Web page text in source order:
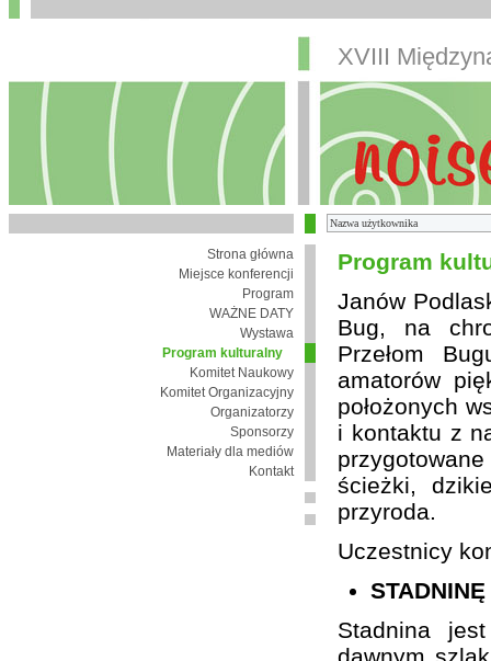
XVIII
Strona główna
Miejsce konferencji
Program
WAŻNE DATY
Wystawa
Program kulturalny
Komitet Naukowy
Komitet Organizacyjny
Organizatorzy
Sponsorzy
Materiały dla mediów
Kontakt
Program
Janów
Bug, na
Przełom
amatorów
położonych
i kontaktu z
ścieżki,
przyroda.
Uczestnicy
Stadnina